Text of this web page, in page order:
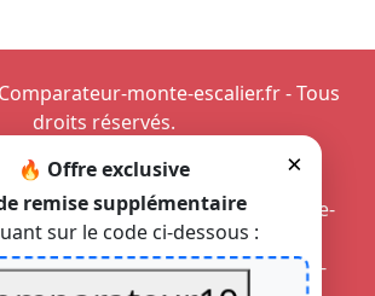
×
🔥 Offre exclusive
remise supplémentaire
sur le code ci-dessous :
monte-escalier.fr - Tous
droits réservés.
un monte-escalier -
escalier au Mans-Devis monte-
-Monte-escalier pour lieu public
monte-escalier pour PMR- Monte-